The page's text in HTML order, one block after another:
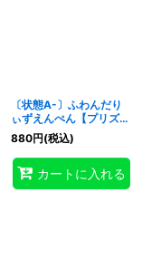
〔状態A-〕ふわんだり
ぃずえんぺん【プリズマ
ティックシークレット】
{BODE-JP017}《モンス
ター》
880円(税込)
カートに入れる